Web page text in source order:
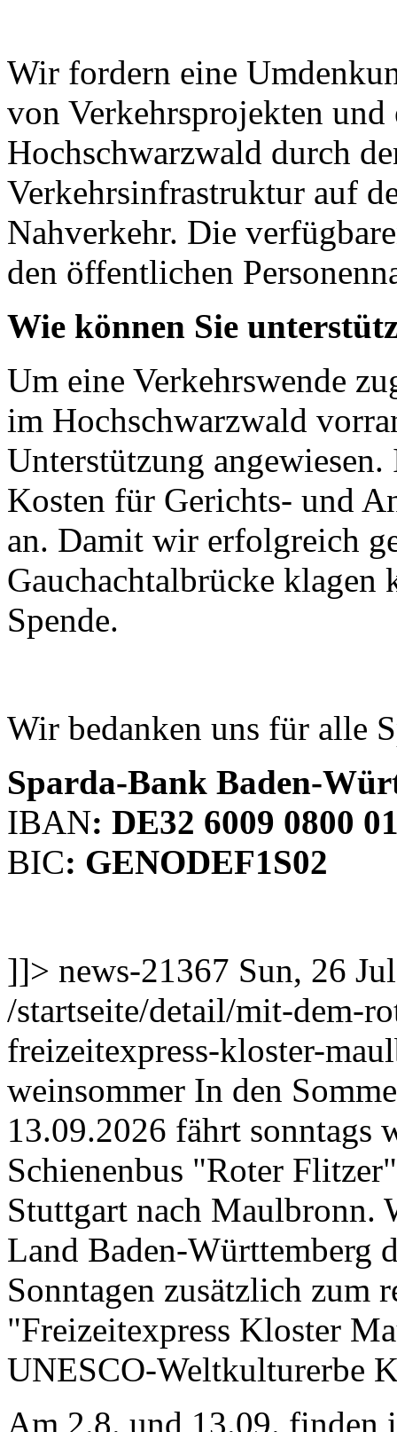
Wir fordern eine
von Verkehrsprojekten
Hochschwarzwald durch
Verkehrsinfrastruktur auf
Nahverkehr. Die
den öffentlichen
Wie können Sie
Um eine Verkehrswende
im Hochschwarzwald
Unterstützung
Kosten für Gerichts- und
an. Damit wir erfolgreich
Gauchachtalbrücke
Spende.
Wir bedanken uns für alle
Sparda-Bank Baden-
IBAN: DE32 6009 0800
BIC: GENODEF1S02
]]> news-21367 Sun, 26
/startseite/detail/mit-dem-
freizeitexpress-kloster-
weinsommer In den
13.09.2026 fährt sonntags
Schienenbus "Roter
Stuttgart nach Maulbronn.
Land Baden-Württemberg
Sonntagen zusätzlich zum
"Freizeitexpress Kloster
UNESCO-Weltkulturerbe
Am 2.8. und 13.09. finden